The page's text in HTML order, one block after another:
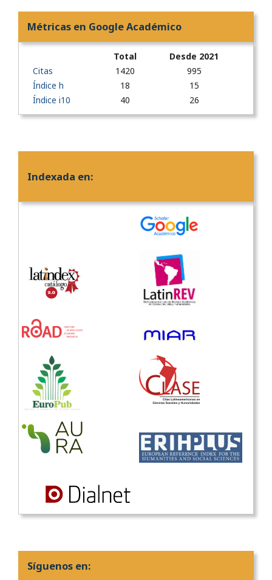
Métricas en Google Académico
Total
Desde 2021
Citas
1420
995
Índice h
18
15
Índice i10
40 26
Indexada en:
Síguenos en: